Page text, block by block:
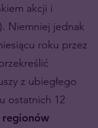
akcji i
Niemniej jednak
roku przez
z ubiegłego
ostatnich 12
regionów